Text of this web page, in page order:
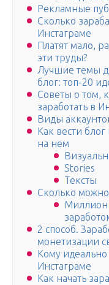
Рекламные
Сколько
Инстаграме
Платят мало,
эти труды?
Лучшие темы
блог: топ-20
Советы о том,
заработать в
Виды
Как вести
на нем
Stories
Тексты
Сколько можно
Миллион
2 способ.
монетизации
Кому идеально
Инстаграме
Как начать